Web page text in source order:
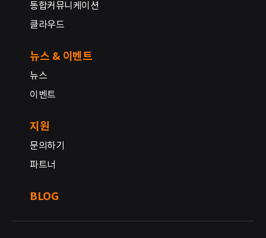
통합커뮤니케이션
클라우드
뉴스 & 이벤트
뉴스
이벤트
지원
문의하기
파트너
BLOG